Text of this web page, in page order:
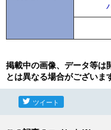
掲載中の画像、データ等は
とは異なる場合がございま
ツイート